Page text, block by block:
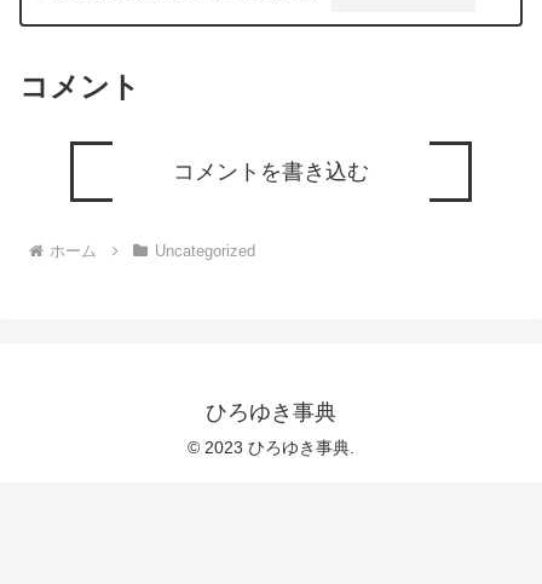
き 20240228
コメント
コメントを書き込む
ホーム Uncategorized
ひろゆき事典
© 2023 ひろゆき事典.